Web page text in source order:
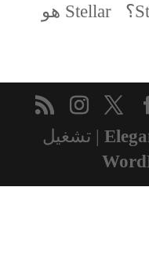
ما هي عملة Stellar XLM؟ Stellar هو
| تشغيل